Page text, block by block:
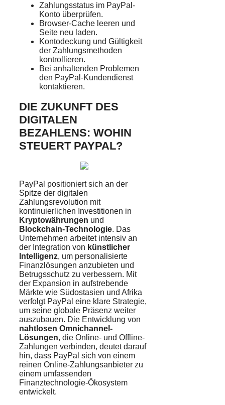
Zahlungsstatus im PayPal-
Konto überprüfen.
Browser-Cache leeren und
Seite neu laden.
Kontodeckung und Gültigkeit
der Zahlungsmethoden
kontrollieren.
Bei anhaltenden Problemen
den PayPal-Kundendienst
kontaktieren.
DIE ZUKUNFT DES
DIGITALEN
BEZAHLENS: WOHIN
STEUERT PAYPAL?
PayPal positioniert sich an der
Spitze der digitalen
Zahlungsrevolution mit
kontinuierlichen Investitionen in
Kryptowährungen und
Blockchain-Technologie. Das
Unternehmen arbeitet intensiv an
der Integration von künstlicher
Intelligenz, um personalisierte
Finanzlösungen anzubieten und
Betrugsschutz zu verbessern. Mit
der Expansion in aufstrebende
Märkte wie Südostasien und Afrika
verfolgt PayPal eine klare Strategie,
um seine globale Präsenz weiter
auszubauen. Die Entwicklung von
nahtlosen Omnichannel-
Lösungen, die Online- und Offline-
Zahlungen verbinden, deutet darauf
hin, dass PayPal sich von einem
reinen Online-Zahlungsanbieter zu
einem umfassenden
Finanztechnologie-Ökosystem
entwickelt.